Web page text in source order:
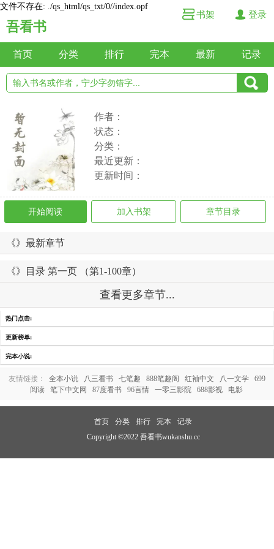
文件不存在: ./qs_html/qs_txt/0//index.opf
吾看书
书架 登录
首页 分类 排行 完本 最新 记录
作者：
状态：
分类：
最近更新：
更新时间：
开始阅读 加入书架 章节目录
《》最新章节
《》目录 第一页 （第1-100章）
查看更多章节...
热门点击:
更新榜单:
完本小说:
友情链接： 全本小说 八三看书 七笔趣 888笔趣阁 红袖中文 八一文学
699
阅读
笔下中文网 87度看书 96言情 一零三影院 688影视 电影
首页 分类 排行 完本
记录
Copyright ©2022 吾看书wukanshu.cc